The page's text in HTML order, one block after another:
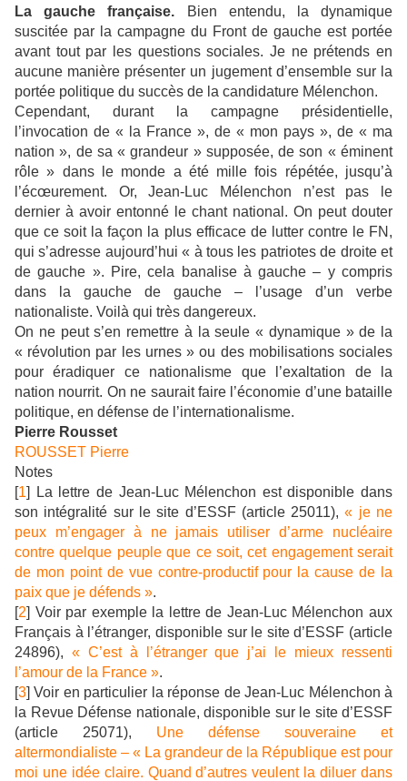
La gauche française. Bien entendu, la dynamique
suscitée par la campagne du Front de gauche est portée
avant tout par les questions sociales. Je ne prétends en
aucune manière présenter un jugement d’ensemble sur la
portée politique du succès de la candidature Mélenchon.
Cependant, durant la campagne présidentielle,
l’invocation de « la France », de « mon pays », de « ma
nation », de sa « grandeur » supposée, de son « éminent
rôle » dans le monde a été mille fois répétée, jusqu’à
l’écœurement. Or, Jean-Luc Mélenchon n’est pas le
dernier à avoir entonné le chant national. On peut douter
que ce soit la façon la plus efficace de lutter contre le FN,
qui s’adresse aujourd’hui « à tous les patriotes de droite et
de gauche ». Pire, cela banalise à gauche – y compris
dans la gauche de gauche – l’usage d’un verbe
nationaliste. Voilà qui très dangereux.
On ne peut s’en remettre à la seule « dynamique » de la
« révolution par les urnes » ou des mobilisations sociales
pour éradiquer ce nationalisme que l’exaltation de la
nation nourrit. On ne saurait faire l’économie d’une bataille
politique, en défense de l’internationalisme.
Pierre Rousset
ROUSSET Pierre
Notes
[1] La lettre de Jean-Luc Mélenchon est disponible dans
son intégralité sur le site d’ESSF (article 25011),« je ne
peux m’engager à ne jamais utiliser d’arme nucléaire
contre quelque peuple que ce soit, cet engagement serait
de mon point de vue contre-productif pour la cause de la
paix que je défends ».
[2] Voir par exemple la lettre de Jean-Luc Mélenchon aux
Français à l’étranger, disponible sur le site d’ESSF (article
24896), « C’est à l’étranger que j’ai le mieux ressenti
l’amour de la France ».
[3] Voir en particulier la réponse de Jean-Luc Mélenchon à
la Revue Défense nationale, disponible sur le site d’ESSF
(article 25071), Une défense souveraine et
altermondialiste – « La grandeur de la République est pour
moi une idée claire. Quand d’autres veulent la diluer dans